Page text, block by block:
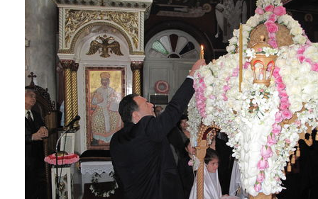
2016
2015
2013
2012
2011
2010
2006